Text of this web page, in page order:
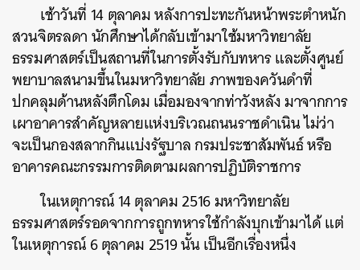
เช้าวันที่ 14 ตุลาคม หลังการปะทะกันหน้าพระตำหนัก
สวนจิตรลดา นักศึกษาได้กลับเข้ามาใช้มหาวิทยาลัย
ธรรมศาสตร์เป็นสถานที่ในการตั้งรับกับทหาร และตั้งศูนย์
พยาบาลสนามขึ้นในมหาวิทยาลัย ภาพของควันดำที่
ปกคลุมด้านหลังตึกโดม เมื่อมองจากท่าวังหลัง มาจากการ
เผาอาคารสำคัญหลายแห่งบริเวณถนนราชดำเนิน ไม่ว่า
จะเป็นกองสลากกินแบ่งรัฐบาล กรมประชาสัมพันธ์ หรือ
อาคารคณะกรรมการติดตามผลการปฏิบัติราชการ
ในเหตุการณ์ 14 ตุลาคม 2516 มหาวิทยาลัย
ธรรมศาสตร์รอดจากการถูกทหารใช้กำลังบุกเข้ามาได้ แต่
ในเหตุการณ์ 6 ตุลาคม 2519 นั้น เป็นอีกเรื่องหนึ่ง